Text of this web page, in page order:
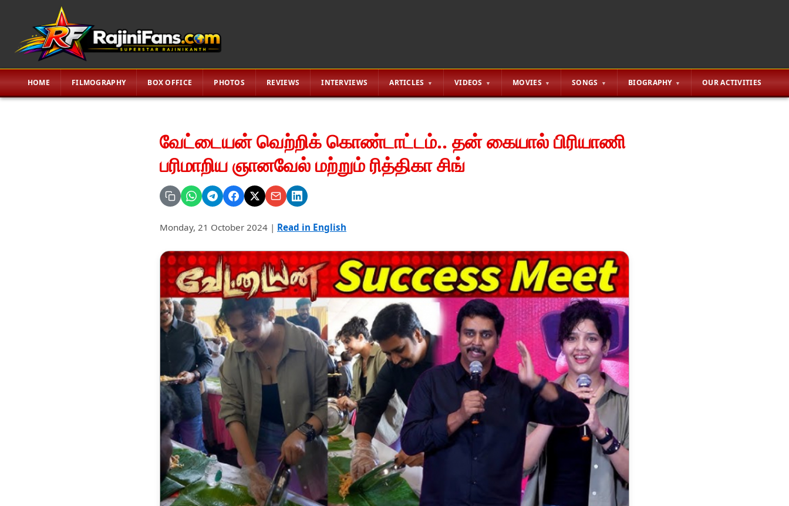
HOME FILMOGRAPHY BOX OFFICE PHOTOS REVIEWS INTERVIEWS ARTICLES VIDEOS MOVIES SONGS BIOGRAPHY OUR ACTIVITIES
வேட்டையன் வெற்றிக் கொண்டாட்டம்.. தன் கையால் பிரியாணி
பரிமாறிய ஞானவேல் மற்றும் ரித்திகா சிங்
Monday, 21 October 2024 | Read in English